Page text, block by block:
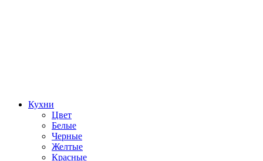
Кухни
Цвет
Белые
Черные
Желтые
Красные